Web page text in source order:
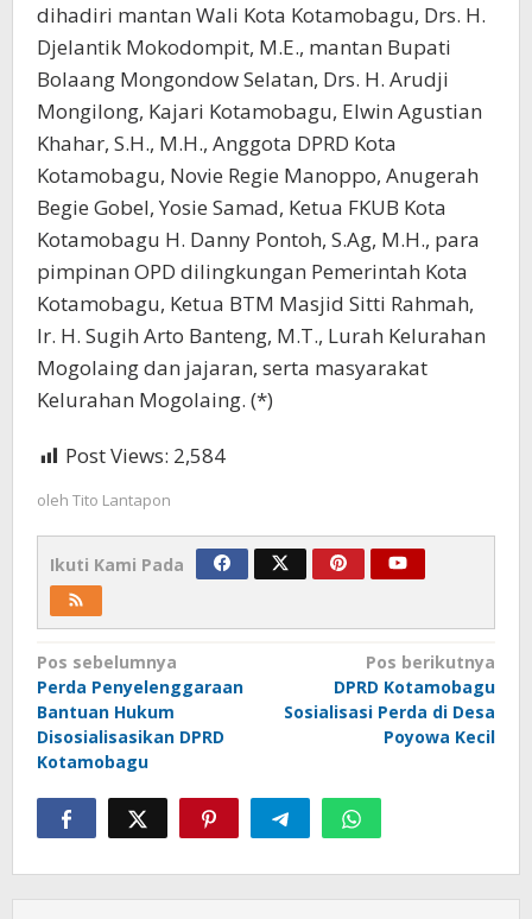
dihadiri mantan Wali Kota Kotamobagu, Drs. H.
Djelantik Mokodompit, M.E., mantan Bupati
Bolaang Mongondow Selatan, Drs. H. Arudji
Mongilong, Kajari Kotamobagu, Elwin Agustian
Khahar, S.H., M.H., Anggota DPRD Kota
Kotamobagu, Novie Regie Manoppo, Anugerah
Begie Gobel, Yosie Samad, Ketua FKUB Kota
Kotamobagu H. Danny Pontoh, S.Ag, M.H., para
pimpinan OPD dilingkungan Pemerintah Kota
Kotamobagu, Ketua BTM Masjid Sitti Rahmah,
Ir. H. Sugih Arto Banteng, M.T., Lurah Kelurahan
Mogolaing dan jajaran, serta masyarakat
Kelurahan Mogolaing. (*)
Post Views: 2,584
oleh Tito Lantapon
Ikuti Kami Pada
Navigasi
pos
Pos sebelumnya
Perda Penyelenggaraan
Bantuan Hukum
Disosialisasikan DPRD
Kotamobagu
Pos berikutnya
DPRD Kotamobagu
Sosialisasi Perda di Desa
Poyowa Kecil